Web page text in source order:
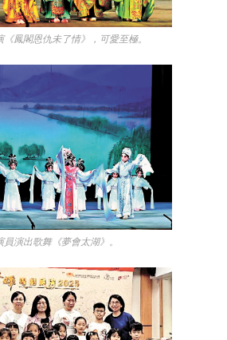
《鳳閣恩仇未了情》，可愛至極。
員演出歌舞《夢會太湖》。